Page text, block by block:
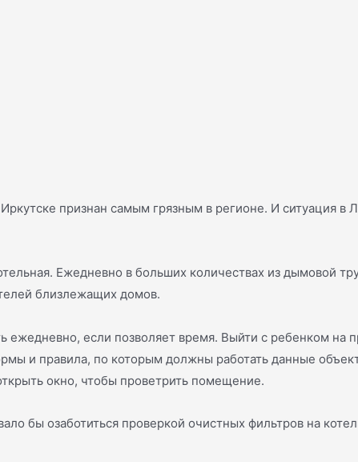
признан самым грязным в регионе. И ситуация в
Ежедневно в больших количествах из дымовой
близлежащих домов.
если позволяет время. Выйти с ребенком на
и правила, по которым должны работать данные
окно, чтобы проветрить помещение.
бы озаботиться проверкой очистных фильтров на